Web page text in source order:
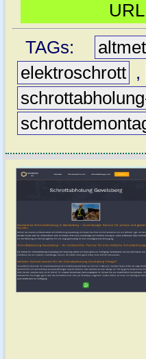
TAGs:
elektroschrott ,